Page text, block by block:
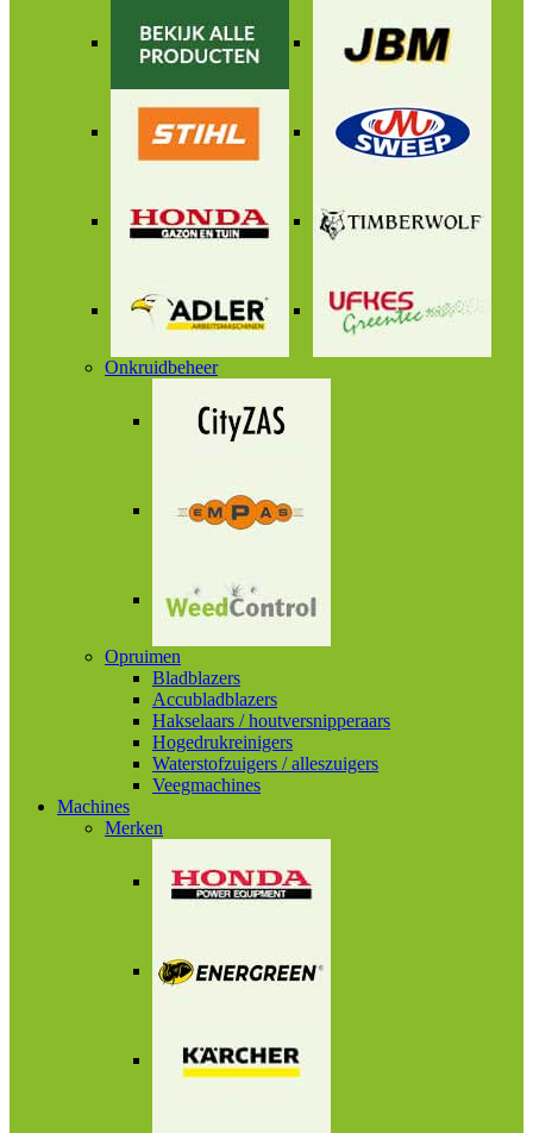
Onkruidbeheer
Opruimen
Bladblazers
Accubladblazers
Hakselaars / houtversnipperaars
Hogedrukreinigers
Waterstofzuigers / alleszuigers
Veegmachines
Machines
Merken